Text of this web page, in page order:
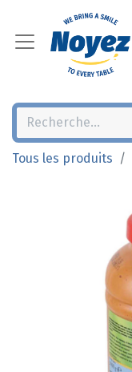
Tous les produits